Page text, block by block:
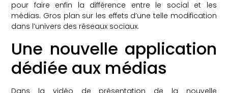
pour faire enfin la différence entre le social et les
médias. Gros plan sur les effets d’une telle modification
dans l’univers des réseaux sociaux.
Une nouvelle application
dédiée aux médias
Dans la vidéo de présentation de la nouvelle